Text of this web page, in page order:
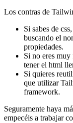
Los contras de
Si sabes de
buscando el
propiedades.
Si no eres muy
tener el html
Si quieres
que utilizar
framework.
Seguramente haya
empecéis a trabajar